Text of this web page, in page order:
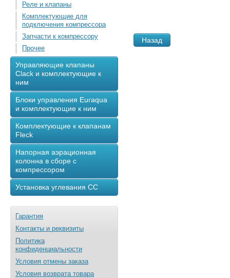
Реле и клапаны
Комплектующие для
подключения компрессора
Запчасти к компрессору
Прочее
Управляющие клапаны
Clack и комплектующие к
ним
Блоки управления Euraqua
и комплектующие к ним
Комплектующие к клапанам
Fleck
Напорная аэрационная
колонна в сборе с
компрессором
Установка углевания СС
Гарантия
Контакты и реквизиты
Политика
конфиденциальности
Условия отмены заказа
Условия возврата товара
Назад